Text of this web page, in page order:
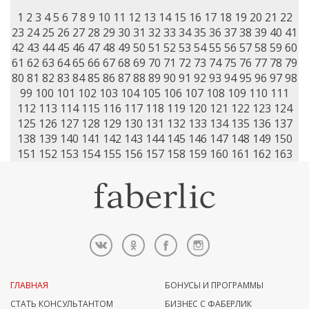
1 2 3 4 5 6 7 8 9 10 11 12 13 14 15 16 17 18 19 20 21 22
23 24 25 26 27 28 29 30 31 32 33 3435 36 3738 39 40 41
42 43 44 45 46 47 48 49 50 51 52 53 5455 56 5758 59 60
61 62 63 6465 66 6768 69 70 71 72 73 74 75 76 77 78 79
80 81 82 83 8485 86 8788 89 90 91 92 93 9495 96 9798
99 100 101 102 103 104 105 106 107 108 109 110 111
112 113 114 115 116 117 118 119 120 121 122 123 124
125 126 127 128 129 130 131 132 133 134 135 136 137
138 139 140 141 142 143 144 145 146 147 148 149 150
151 152 153 154 155 156 157 158 159 160 161 162 163
ГЛАВНАЯ
СТАТЬ КОНСУЛЬТАНТОМ
БОНУСЫ И ПРОГРАММЫ
БИЗНЕС С ФАБЕРЛИК